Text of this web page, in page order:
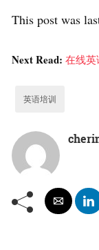
This post was
Next Read: 在线英
英语培训